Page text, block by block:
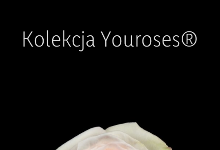
Kolekcja Youroses®